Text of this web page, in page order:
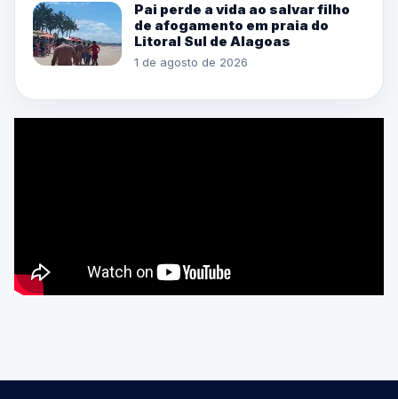
Pai perde a vida ao salvar filho
de afogamento em praia do
Litoral Sul de Alagoas
1 de agosto de 2026